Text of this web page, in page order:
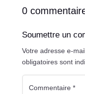
0
Soumettre un
Votre adresse e-
obligatoires sont